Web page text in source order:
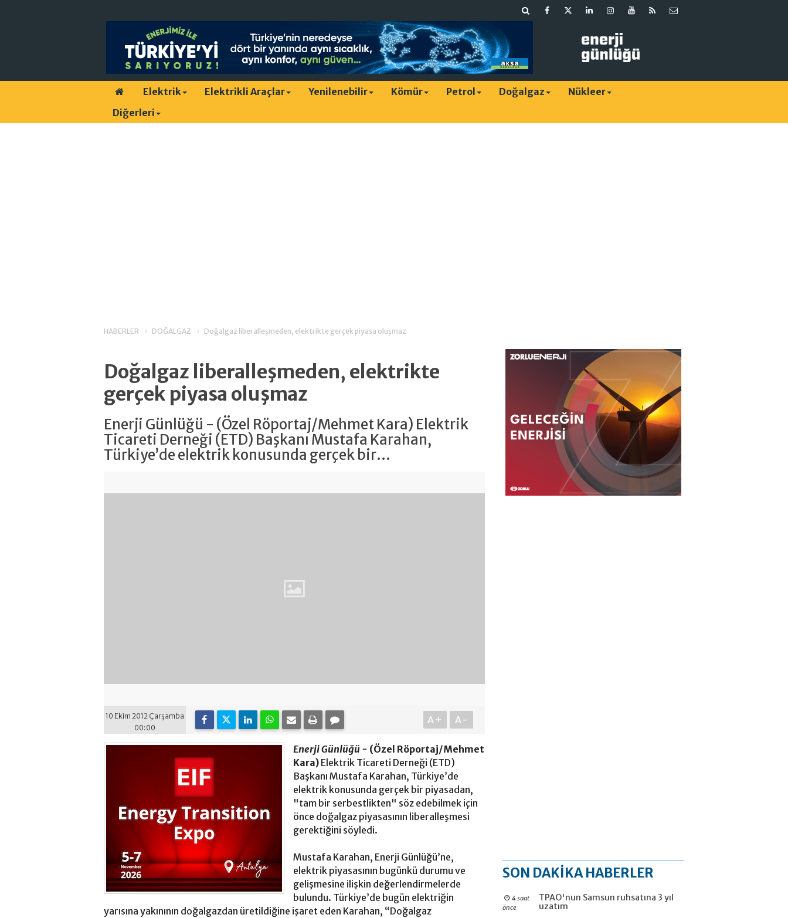
Elektrik Elektrikli Araçlar Yenilenebilir Kömür Petrol Doğalgaz
Nükleer
Diğerleri
HABERLER DOĞALGAZ Doğalgaz liberalleşmeden, elektrikte gerçek piyasa oluşmaz
Doğalgaz liberalleşmeden, elektrikte
gerçek piyasa oluşmaz
Enerji Günlüğü - (Özel Röportaj/Mehmet Kara) Elektrik
Ticareti Derneği (ETD) Başkanı Mustafa Karahan,
Türkiye’de elektrik konusunda gerçek bir...
10 Ekim 2012 Çarşamba
00:00
A+ A-
Enerji Günlüğü - (Özel Röportaj/Mehmet
Kara) Elektrik Ticareti Derneği (ETD)
Başkanı Mustafa Karahan, Türkiye’de
elektrik konusunda gerçek bir piyasadan,
"tam bir serbestlikten" söz edebilmek için
önce doğalgaz piyasasının liberalleşmesi
gerektiğini söyledi.
Mustafa Karahan, Enerji Günlüğü’ne,
elektrik piyasasının bugünkü durumu ve
gelişmesine ilişkin değerlendirmelerde
bulundu. Türkiye’de bugün elektriğin
yarısına yakınının doğalgazdan üretildiğine işaret eden Karahan, “Doğalgaz
SON DAKİKA HABERLER
4 saat
önce
TPAO'nun Samsun ruhsatına 3 yıl
uzatım